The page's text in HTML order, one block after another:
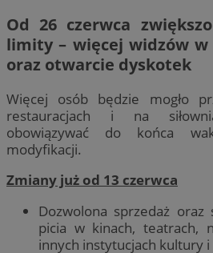
Od 26 czerwca
limity – więcej widzów
oraz otwarcie dyskotek
Więcej osób będzie mogło
restauracjach i na
obowiązywać do końca
modyfikacji.
Zmiany już od 13 czerwca
Dozwolona sprzedaż oraz
picia w kinach, teatrach,
innych instytucjach kultury